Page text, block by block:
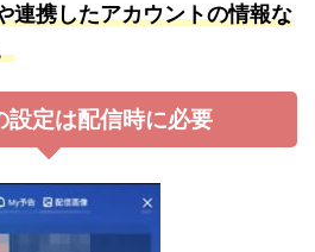
連携したアカウントの情報な
設定は配信時に必要